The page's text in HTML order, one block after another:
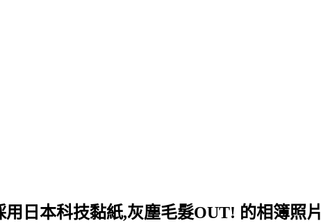
日本科技黏紙,灰塵毛髮OUT! 的相簿照片